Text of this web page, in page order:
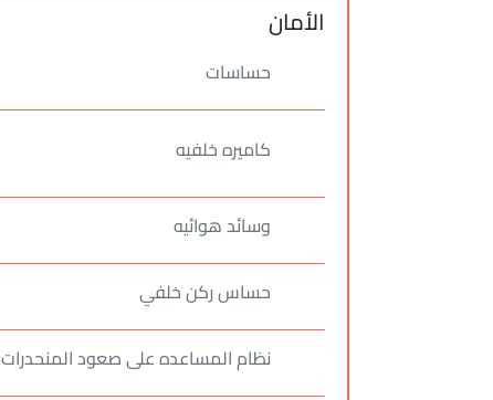
الأمان
حساسات
كاميره خلفيه
وسائد هوائيه
حساس ركن خلفي
نظام المساعده على صعود المنحدرات